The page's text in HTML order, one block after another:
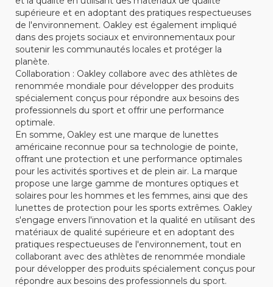
supérieure et en adoptant des pratiques respectueuses
de l'environnement. Oakley est également impliqué
dans des projets sociaux et environnementaux pour
soutenir les communautés locales et protéger la
planète.
Collaboration : Oakley collabore avec des athlètes de
renommée mondiale pour développer des produits
spécialement conçus pour répondre aux besoins des
professionnels du sport et offrir une performance
optimale.
En somme, Oakley est une marque de lunettes
américaine reconnue pour sa technologie de pointe,
offrant une protection et une performance optimales
pour les activités sportives et de plein air. La marque
propose une large gamme de montures optiques et
solaires pour les hommes et les femmes, ainsi que des
lunettes de protection pour les sports extrêmes. Oakley
s'engage envers l'innovation et la qualité en utilisant des
matériaux de qualité supérieure et en adoptant des
pratiques respectueuses de l'environnement, tout en
collaborant avec des athlètes de renommée mondiale
pour développer des produits spécialement conçus pour
répondre aux besoins des professionnels du sport.